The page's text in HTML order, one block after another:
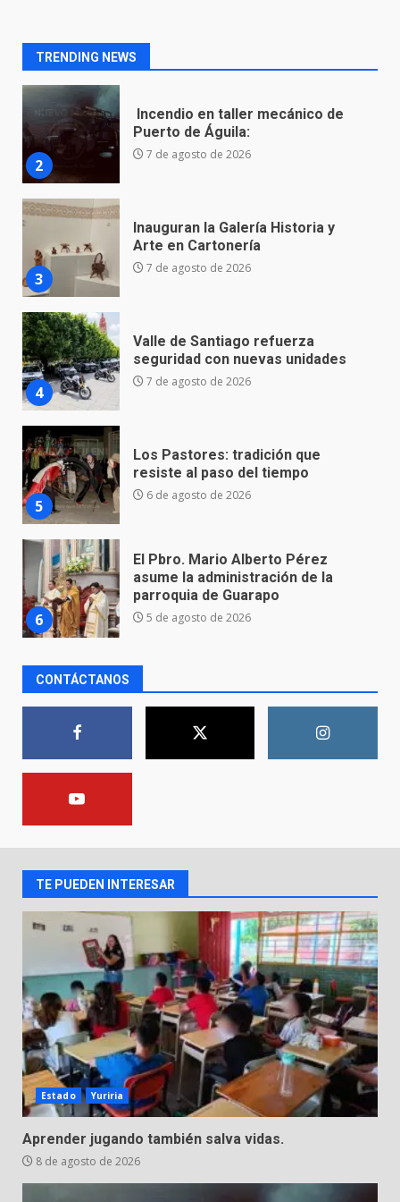
TRENDING NEWS
2
Puerto de Águila:
7 de agosto de 2026
3
Inauguran la Galería Historia y
Arte en Cartonería
4
Valle de Santiago refuerza
seguridad con nuevas unidades
5
Los Pastores: tradición que
resiste al paso del tiempo
6
El Pbro. Mario Alberto Pérez
asume la administración de la
FISCALÍA GENERAL DEL ESTADO
FORTALECE LA SEGURIDAD Y LA
LEGALIDAD CON LA
DEFENSA NACIONAL
5 de agosto de 2026
1
2
Puerto de Águila:
7 de agosto de 2026
3
Inauguran la Galería Historia y
Arte en Cartonería
7 de agosto de 2026
4
Valle de Santiago refuerza
seguridad con nuevas unidades
7 de agosto de 2026
Los Pastores: tradición que
resiste al paso del tiempo
CONTÁCTANOS
TE PUEDEN INTERESAR
Estado Yuriria
Aprender jugando también salva vidas.
8 de agosto de 2026